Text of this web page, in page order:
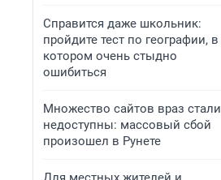
Справится даже школьник:
пройдите тест по географии, в
котором очень стыдно
ошибиться
Множество сайтов враз стали
недоступны: массовый сбой
произошел в Рунете